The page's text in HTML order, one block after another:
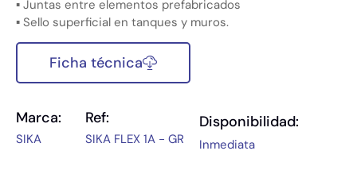
▪ Juntas entre elementos prefabricados
▪ Sello superficial en tanques y muros.
Ficha técnica
Marca:
SIKA
Ref:
SIKA FLEX 1A - GR
Disponibilidad:
Inmediata